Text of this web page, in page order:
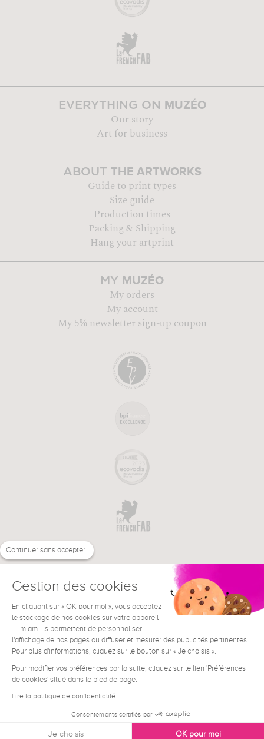
EVERYTHING ON MUZÉO
Our story
Art for business
ABOUT THE ARTWORKS
Guide to print types
Size guide
Production times
Packing & Shipping
Hang your artprint
MY MUZÉO
My orders
My account
My 5% newsletter sign-up coupon
NEED HELP ? € EN
Terms & Conditions
Legal Notice
Contact
Privacy & Cookies
Continuer sans accepter
Gestion des cookies
En cliquant sur « OK pour moi », vous acceptez
le stockage de nos cookies sur votre appareil
— miam. Ils permettent de personnaliser
l'affichage de nos pages ou diffuser et mesurer des publicités pertinentes.
Pour plus d'informations, cliquez sur le bouton sur « Je choisis ».
Pour modifier vos préférences par la suite, cliquez sur le lien 'Préférences
de cookies' situé dans le pied de page.
Lire la politique de confidentialité
Consentements certifiés par
Je choisis OK pour moi